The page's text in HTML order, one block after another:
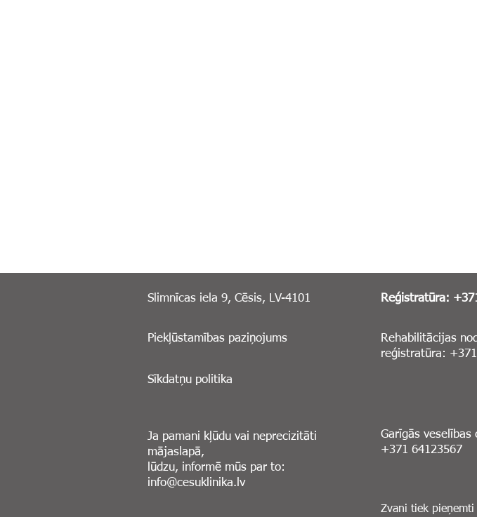
Slimnīcas iela 9, Cēsis, LV-4101 Reģistratūra:
Piekļūstamības paziņojums
Sīkdatņu politika
Rehabilitācijas
reģistratūra:
Ja pamani kļūdu vai neprecizitāti
mājaslapā,
lūdzu, informē mūs par to:
info@cesuklinika.lv
Garīgās veselības
+371 64123567
Zvani tiek pieņemti